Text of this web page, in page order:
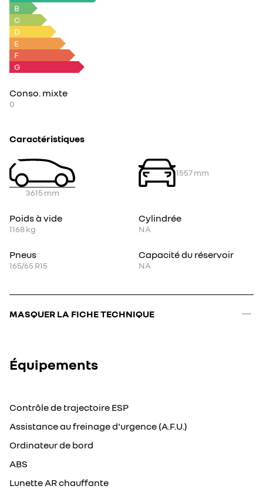
MASQUER LA FICHE TECHNIQUE
B
C
D
E
F
G
Conso. mixte
0
Caractéristiques
3615 mm
1557mm
Poids à vide
1168kg
Cylindrée
NA
Pneus
165/65 R15
Capacité du réservoir
NA
Équipements
Contrôle de trajectoire ESP
Assistance au freinage d'urgence (A.F.U.)
Ordinateur de bord
ABS
Lunette AR chauffante